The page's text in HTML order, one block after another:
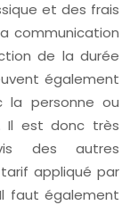
et des frais
communication
de la durée
également
la personne ou
Il est donc très
des autres
appliqué par
faut également